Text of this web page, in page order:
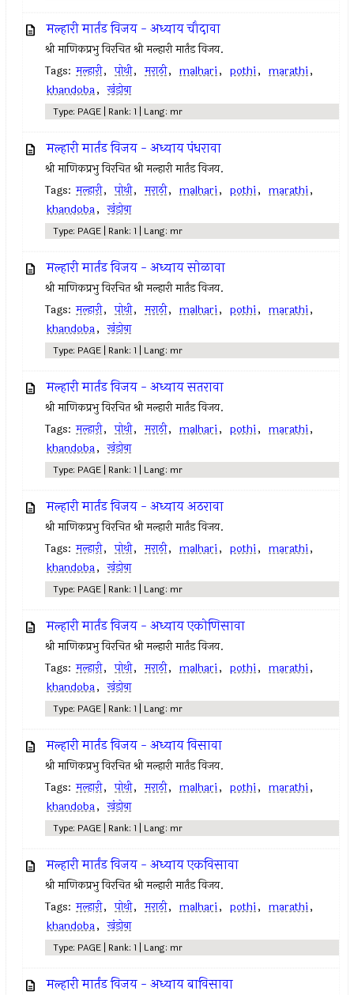
मल्हारी मार्तंड विजय - अध्याय चौदावा
श्री माणिकप्रभु विरचित श्री मल्हारी मार्तंड विजय.
Tags: मल्हारी, पोथी, मराठी, malhari, pothi, marathi,
khandoba, खंडोबा
Type: PAGE | Rank: 1 | Lang: mr
मल्हारी मार्तंड विजय - अध्याय पंधरावा
श्री माणिकप्रभु विरचित श्री मल्हारी मार्तंड विजय.
Tags: मल्हारी, पोथी, मराठी, malhari, pothi, marathi,
khandoba, खंडोबा
Type: PAGE | Rank: 1 | Lang: mr
मल्हारी मार्तंड विजय - अध्याय सोळावा
श्री माणिकप्रभु विरचित श्री मल्हारी मार्तंड विजय.
Tags: मल्हारी, पोथी, मराठी, malhari, pothi, marathi,
khandoba, खंडोबा
Type: PAGE | Rank: 1 | Lang: mr
मल्हारी मार्तंड विजय - अध्याय सतरावा
श्री माणिकप्रभु विरचित श्री मल्हारी मार्तंड विजय.
Tags: मल्हारी, पोथी, मराठी, malhari, pothi, marathi,
khandoba, खंडोबा
Type: PAGE | Rank: 1 | Lang: mr
मल्हारी मार्तंड विजय - अध्याय अठरावा
श्री माणिकप्रभु विरचित श्री मल्हारी मार्तंड विजय.
Tags: मल्हारी, पोथी, मराठी, malhari, pothi, marathi,
khandoba, खंडोबा
Type: PAGE | Rank: 1 | Lang: mr
मल्हारी मार्तंड विजय - अध्याय एकोणिसावा
श्री माणिकप्रभु विरचित श्री मल्हारी मार्तंड विजय.
Tags: मल्हारी, पोथी, मराठी, malhari, pothi, marathi,
khandoba, खंडोबा
Type: PAGE | Rank: 1 | Lang: mr
मल्हारी मार्तंड विजय - अध्याय विसावा
श्री माणिकप्रभु विरचित श्री मल्हारी मार्तंड विजय.
Tags: मल्हारी, पोथी, मराठी, malhari, pothi, marathi,
khandoba, खंडोबा
Type: PAGE | Rank: 1 | Lang: mr
मल्हारी मार्तंड विजय - अध्याय एकविसावा
श्री माणिकप्रभु विरचित श्री मल्हारी मार्तंड विजय.
Tags: मल्हारी, पोथी, मराठी, malhari, pothi, marathi,
khandoba, खंडोबा
Type: PAGE | Rank: 1 | Lang: mr
मल्हारी मार्तंड विजय - अध्याय बाविसावा